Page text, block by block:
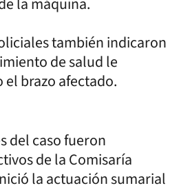
también indicaron
de salud le
brazo afectado.
del caso fueron
de la Comisaría
la actuación sumarial